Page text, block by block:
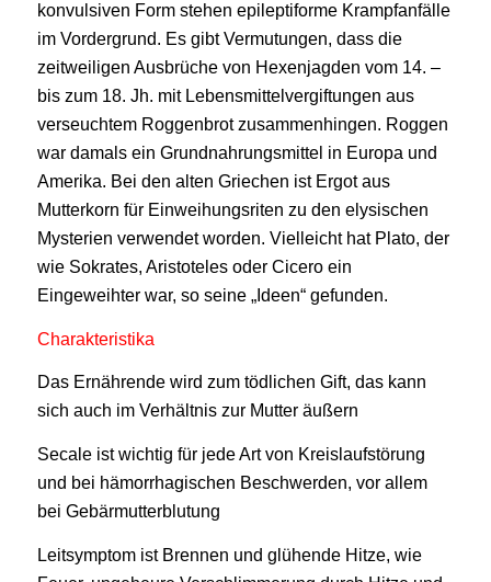
konvulsiven Form stehen epileptiforme Krampfanfälle
im Vordergrund. Es gibt Vermutungen, dass die
zeitweiligen Ausbrüche von Hexenjagden vom 14. –
bis zum 18. Jh. mit Lebensmittelvergiftungen aus
verseuchtem Roggenbrot zusammenhingen. Roggen
war damals ein Grundnahrungsmittel in Europa und
Amerika. Bei den alten Griechen ist Ergot aus
Mutterkorn für Einweihungsriten zu den elysischen
Mysterien verwendet worden. Vielleicht hat Plato, der
wie Sokrates, Aristoteles oder Cicero ein
Eingeweihter war, so seine „Ideen“ gefunden.
Charakteristika
Das Ernährende wird zum tödlichen Gift, das kann
sich auch im Verhältnis zur Mutter äußern
Secale ist wichtig für jede Art von Kreislaufstörung
und bei hämorrhagischen Beschwerden, vor allem
bei Gebärmutterblutung
Leitsymptom ist Brennen und glühende Hitze, wie